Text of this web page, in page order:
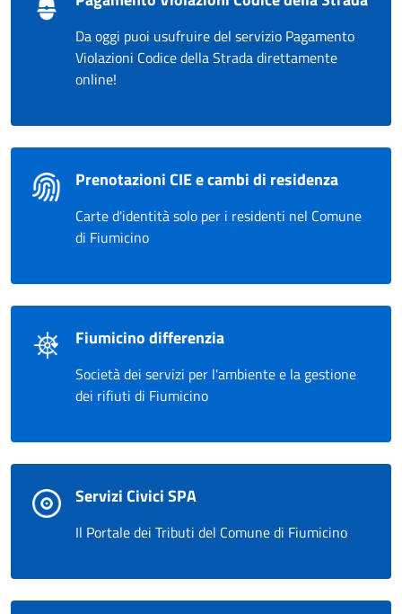
Da oggi puoi usufruire del servizio Pagamento
Violazioni Codice della Strada direttamente
online!
Prenotazioni CIE e cambi di residenza
Carte d'identità solo per i residenti nel Comune
di Fiumicino
Fiumicino differenzia
Società dei servizi per l'ambiente e la gestione
dei rifiuti di Fiumicino
Servizi Civici SPA
Il Portale dei Tributi del Comune di Fiumicino